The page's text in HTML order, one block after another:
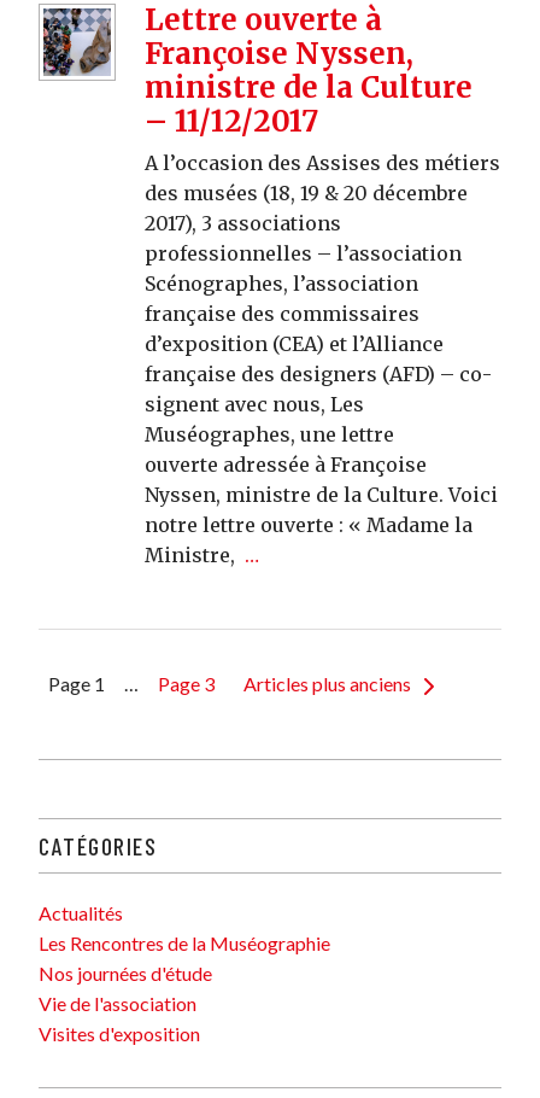
Lettre ouverte à
Françoise Nyssen,
ministre de la Culture
– 11/12/2017
A l’occasion des Assises des métiers
des musées (18, 19 & 20 décembre
2017), 3 associations
professionnelles – l’association
Scénographes, l’association
française des commissaires
d’exposition (CEA) et l’Alliance
française des designers (AFD) – co-
signent avec nous, Les
Muséographes, une lettre
ouverte adressée à Françoise
Nyssen, ministre de la Culture. Voici
notre lettre ouverte : « Madame la
Ministre, …
Pagination
publications
Page 1 … Page 3 Articles plus anciens
CATÉGORIES
Actualités
Les Rencontres de la Muséographie
Nos journées d'étude
Vie de l'association
Visites d'exposition